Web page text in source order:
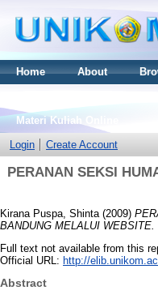
Home About
Materi Kuliah Online
Login
Create Account
PERANAN SEKSI
Kirana Puspa, Shinta (2009)
BANDUNG MELALUI WEBSITE.
Full text not available from this
Official URL: http://
Abstract